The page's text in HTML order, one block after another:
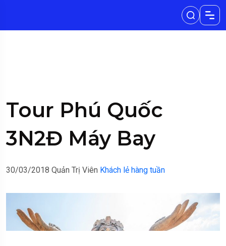
Tour Phú Quốc
3N2Đ Máy Bay
30/03/2018 Quản Trị Viên Khách lẻ hàng tuần